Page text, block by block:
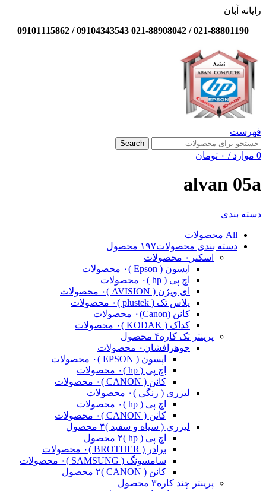
رایانه آبان
021-88801190 / 021-88908042 09104343543 / 09101115862
فهرست
Search
0 موارد / ۰ تومان
alvan 05a
دسته بندی
All محصولات
دسته بندی محصولات۱۹۷ محصول
اسکنر ۰ محصولات
اپسون ( Epson )
۰ محصولات
اچ پی ( hp )
۰ محصولات
ای ویژن ( AVISION )
۰ محصولات
پلاس تک ( plustek )
۰ محصولات
کانن (Canon)
۰ محصولات
کداک ( KODAK )
۰ محصولات
پرینتر تک کاره۴ محصول
جوهرافشان ۰ محصولات
اپسون ( EPSON )
۰ محصولات
اچ پی ( hp )
۰ محصولات
کانن ( CANON )
۰ محصولات
لیزری ( رنگی )۰ محصولات
اچ پی ( hp )
۰ محصولات
کانن ( CANON )
۰ محصولات
لیزری ( سیاه و سفید )۴ محصول
اچ پی ( hp )
۲ محصول
برادر ( BROTHER )
۰ محصولات
سامسونگ ( SAMSUNG )
۰ محصولات
کانن ( CANON )
۲ محصول
پرینتر چند کاره۳ محصول